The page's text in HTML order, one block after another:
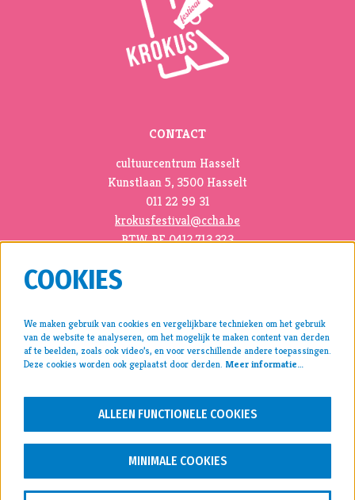
CONTACT
cultuurcentrum Hasselt
Kunstlaan 5, 3500 Hasselt
011 22 99 31
krokusfestival@ccha.be
BTW BE 0412.713.323
pers >
archief >
COOKIES
We maken gebruik van cookies en vergelijkbare technieken om het gebruik
van de website te analyseren, om het mogelijk te maken content van derden
af te beelden, zoals ook video’s, en voor verschillende andere toepassingen.
Deze cookies worden ook geplaatst door derden. Meer informatie…
ALLEEN FUNCTIONELE COOKIES
MINIMALE COOKIES